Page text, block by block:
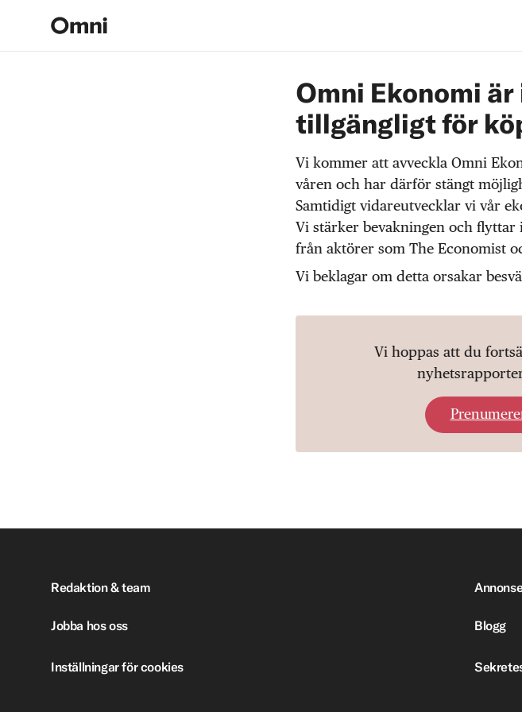
Omni Ekonomi
tillgängligt för
Vi kommer att avveckla Omni
våren och har därför stängt
Samtidigt vidareutvecklar vi vår
Vi stärker bevakningen och
från aktörer som The Economist
Vi beklagar om detta orsakar
Vi hoppas att du
Redaktion & team
Jobba hos oss Blogg
Inställningar för cookies